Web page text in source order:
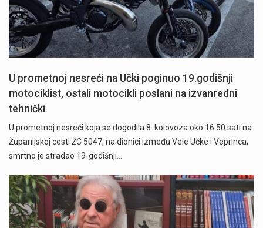
U prometnoj nesreći na Učki poginuo 19.godišnji
motociklist, ostali motocikli poslani na izvanredni
tehnički
U prometnoj nesreći koja se dogodila 8. kolovoza oko 16.50 sati na
Županijskoj cesti ŽC 5047, na dionici između Vele Učke i Veprinca,
smrtno je stradao 19-godišnji…